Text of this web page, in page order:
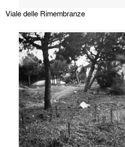
Viale delle Rimembranze